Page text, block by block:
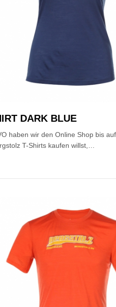
DARK BLUE
haben wir den Online Shop bis
T-Shirts kaufen willst,…